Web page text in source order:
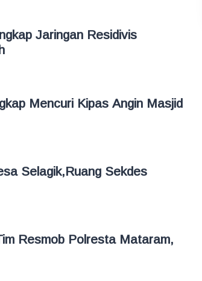
Jaringan Residivis
Mencuri Kipas Angin Masjid
Selagik,Ruang Sekdes
Resmob Polresta Mataram,